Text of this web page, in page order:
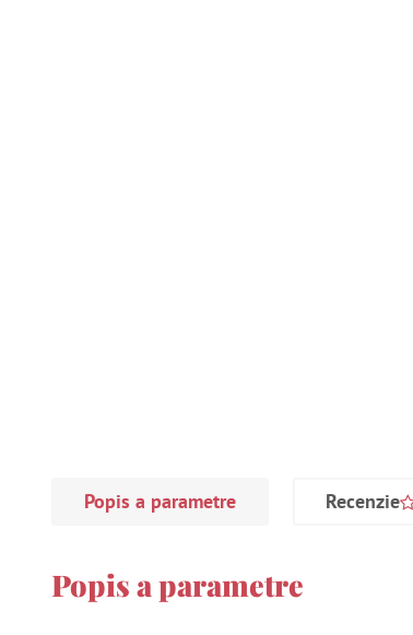
Popis a parametre Recenzie
Popis a parametre